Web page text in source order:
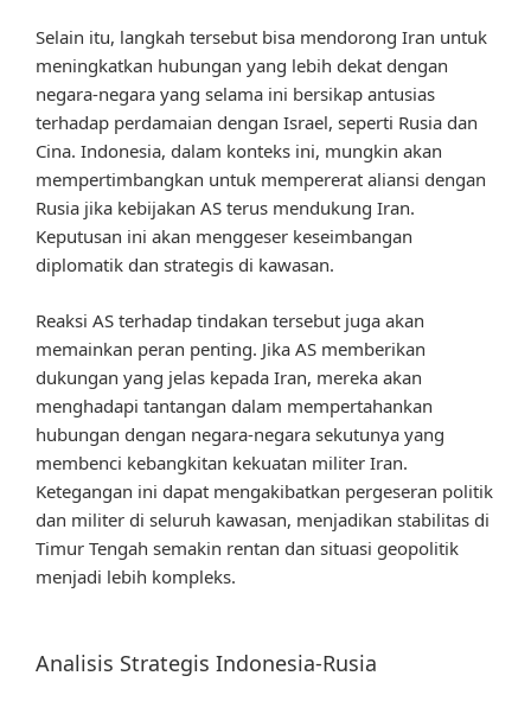
Selain itu, langkah tersebut bisa mendorong Iran untuk
meningkatkan hubungan yang lebih dekat dengan
negara-negara yang selama ini bersikap antusias
terhadap perdamaian dengan Israel, seperti Rusia dan
Cina. Indonesia, dalam konteks ini, mungkin akan
mempertimbangkan untuk mempererat aliansi dengan
Rusia jika kebijakan AS terus mendukung Iran.
Keputusan ini akan menggeser keseimbangan
diplomatik dan strategis di kawasan.
Reaksi AS terhadap tindakan tersebut juga akan
memainkan peran penting. Jika AS memberikan
dukungan yang jelas kepada Iran, mereka akan
menghadapi tantangan dalam mempertahankan
hubungan dengan negara-negara sekutunya yang
membenci kebangkitan kekuatan militer Iran.
Ketegangan ini dapat mengakibatkan pergeseran politik
dan militer di seluruh kawasan, menjadikan stabilitas di
Timur Tengah semakin rentan dan situasi geopolitik
menjadi lebih kompleks.
Analisis Strategis Indonesia-Rusia